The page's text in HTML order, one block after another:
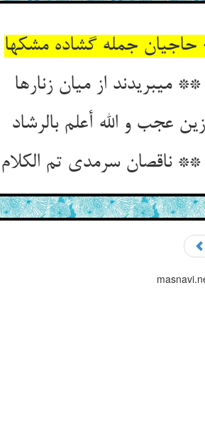
جمله گشاده مشکها
از میان زنارها
عجب و الله أعلم بالرشاد
** ناقصان سرمدی تم الکلام‏